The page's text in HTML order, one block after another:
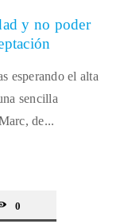
y no poder
esperando el alta
sencilla
de...
0